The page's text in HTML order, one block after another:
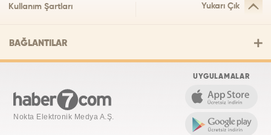
Kullanım Şartları Yukarı Çık
BAĞLANTILAR
Nokta Elektronik Medya A.Ş.
UYGULAMALAR